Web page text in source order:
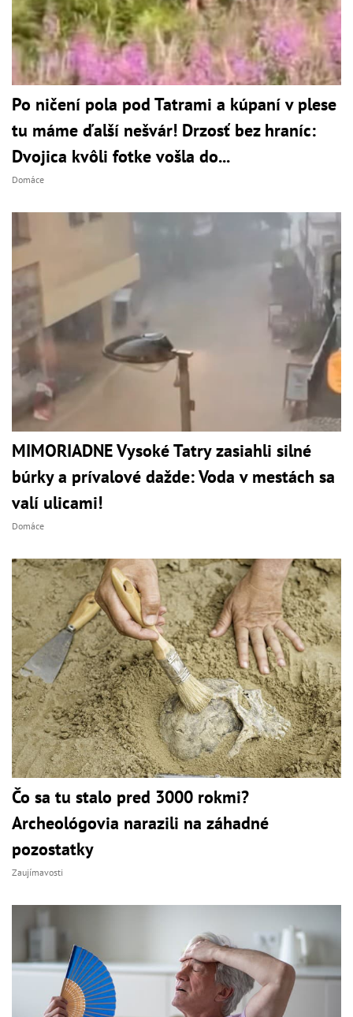
Po ničení pola pod Tatrami a kúpaní v plese
tu máme ďalší nešvár! Drzosť bez hraníc:
Dvojica kvôli fotke vošla do...
Domáce
MIMORIADNE Vysoké Tatry zasiahli silné
búrky a prívalové dažde: Voda v mestách sa
valí ulicami!
Domáce
Čo sa tu stalo pred 3000 rokmi?
Archeológovia narazili na záhadné
pozostatky
Zaujímavosti